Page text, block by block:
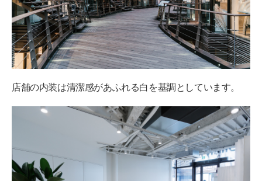
店舗の内装は清潔感があふれる白を基調としています。